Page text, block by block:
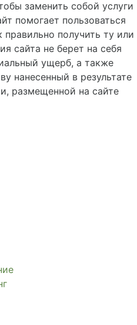
заменить собой услуги
помогает пользоваться
получить ту или
сайта не берет на себя
ущерб, а также
нанесенный в результате
размещенной на сайте